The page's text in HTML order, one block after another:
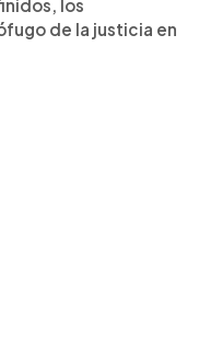
los
de la justicia en